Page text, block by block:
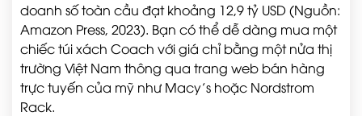
doanh số toàn cầu đạt khoảng 12,9 tỷ USD (Nguồn:
Amazon Press, 2023). Bạn có thể dễ dàng mua một
chiếc túi xách Coach với giá chỉ bằng một nửa thị
trường Việt Nam thông qua trang web bán hàng
trực tuyến của mỹ như Macy’s hoặc Nordstrom
Rack.